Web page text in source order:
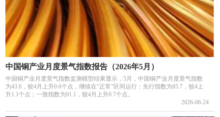
中国铜产业月度景气指数报告（2026年5月）
中国铜产业月度景气指数监测模型结果显示，5月，中国铜产业月度景气指数
为43.6，较4月上升0.6个点，继续在“正常”区间运行；先行指数为85.7，较4上
升1.1个点；一致指数为91.1，较4月上升0.7个点。
2026-06-24